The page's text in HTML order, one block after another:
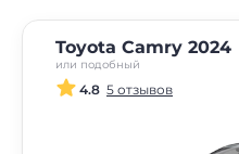
Toyota Camry 2024
или подобный
4.8 5 отзывов